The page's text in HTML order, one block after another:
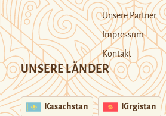
Unsere Partner
Impressum
Kontakt
UNSERE LÄNDER
Kasachstan Kirgistan